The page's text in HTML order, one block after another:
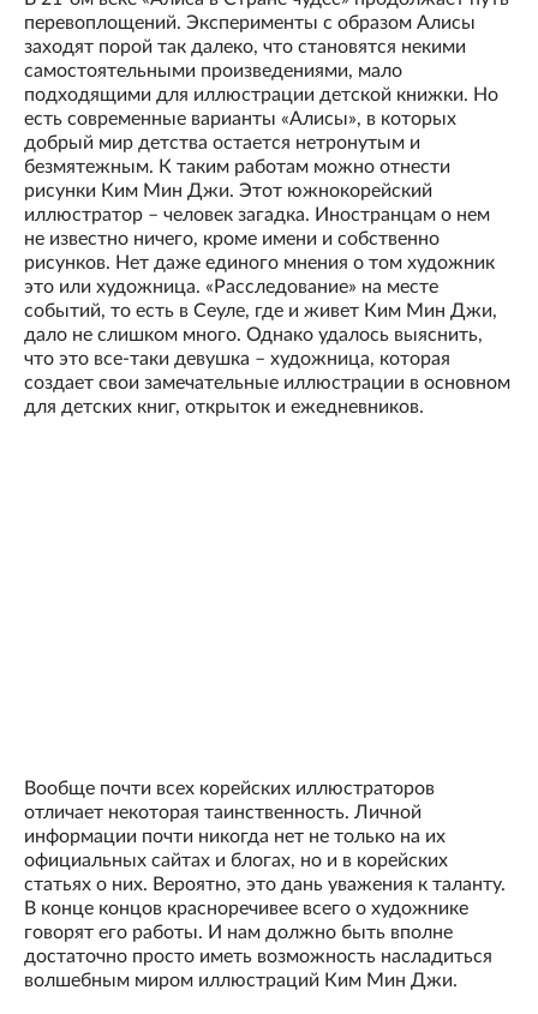
перевоплощений. Эксперименты с образом Алисы
заходят порой так далеко, что становятся некими
самостоятельными произведениями, мало
подходящими для иллюстрации детской книжки. Но
есть современные варианты «Алисы», в которых
добрый мир детства остается нетронутым и
безмятежным. К таким работам можно отнести
рисунки Ким Мин Джи. Этот южнокорейский
иллюстратор – человек загадка. Иностранцам о нем
не известно ничего, кроме имени и собственно
рисунков. Нет даже единого мнения о том художник
это или художница. «Расследование» на месте
событий, то есть в Сеуле, где и живет Ким Мин Джи,
дало не слишком много. Однако удалось выяснить,
что это все-таки девушка – художница, которая
создает свои замечательные иллюстрации в основном
для детских книг, открыток и ежедневников.
Вообще почти всех корейских иллюстраторов
отличает некоторая таинственность. Личной
информации почти никогда нет не только на их
официальных сайтах и блогах, но и в корейских
статьях о них. Вероятно, это дань уважения к таланту.
В конце концов красноречивее всего о художнике
говорят его работы. И нам должно быть вполне
достаточно просто иметь возможность насладиться
волшебным миром иллюстраций Ким Мин Джи.